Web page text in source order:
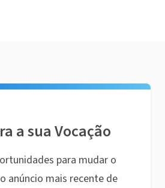
a sua Vocação
para mudar o
anúncio mais recente de